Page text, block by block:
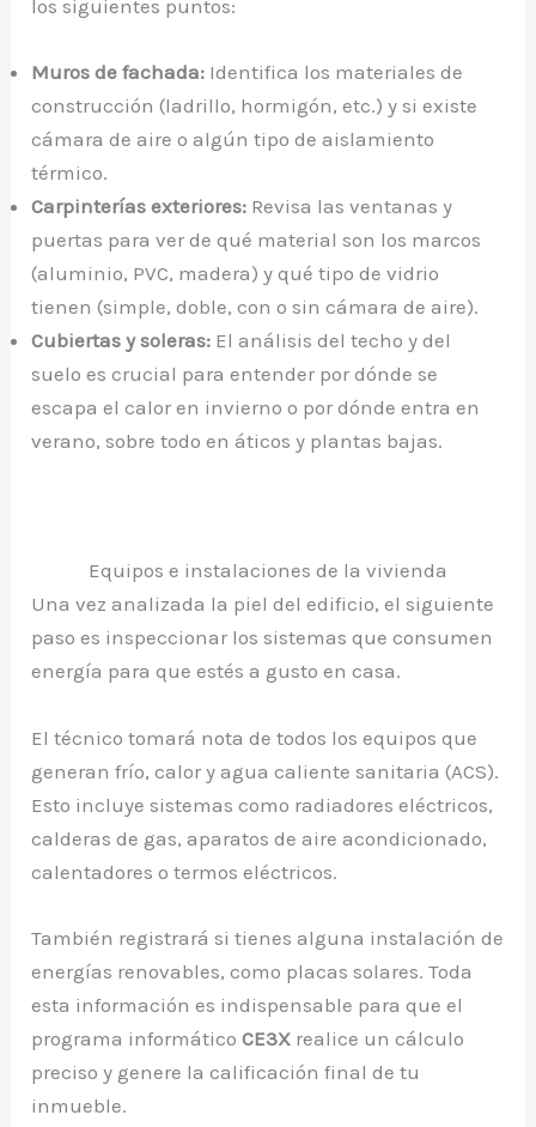
los siguientes puntos:
Muros de fachada: Identifica los materiales de
construcción (ladrillo, hormigón, etc.) y si existe
cámara de aire o algún tipo de aislamiento
térmico.
Carpinterías exteriores: Revisa las ventanas y
puertas para ver de qué material son los marcos
(aluminio, PVC, madera) y qué tipo de vidrio
tienen (simple, doble, con o sin cámara de aire).
Cubiertas y soleras: El análisis del techo y del
suelo es crucial para entender por dónde se
escapa el calor en invierno o por dónde entra en
verano, sobre todo en áticos y plantas bajas.
Equipos e instalaciones de la vivienda
Una vez analizada la piel del edificio, el siguiente
paso es inspeccionar los sistemas que consumen
energía para que estés a gusto en casa.
El técnico tomará nota de todos los equipos que
generan frío, calor y agua caliente sanitaria (ACS).
Esto incluye sistemas como radiadores eléctricos,
calderas de gas, aparatos de aire acondicionado,
calentadores o termos eléctricos.
También registrará si tienes alguna instalación de
energías renovables, como placas solares. Toda
esta información es indispensable para que el
programa informáticoCE3X realice un cálculo
preciso y genere la calificación final de tu
inmueble.